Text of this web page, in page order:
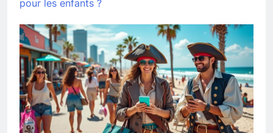
pour les enfants ?